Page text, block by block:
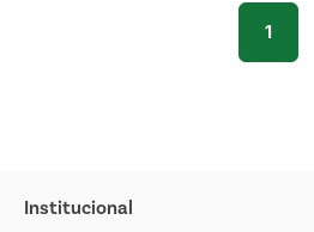
1
Institucional